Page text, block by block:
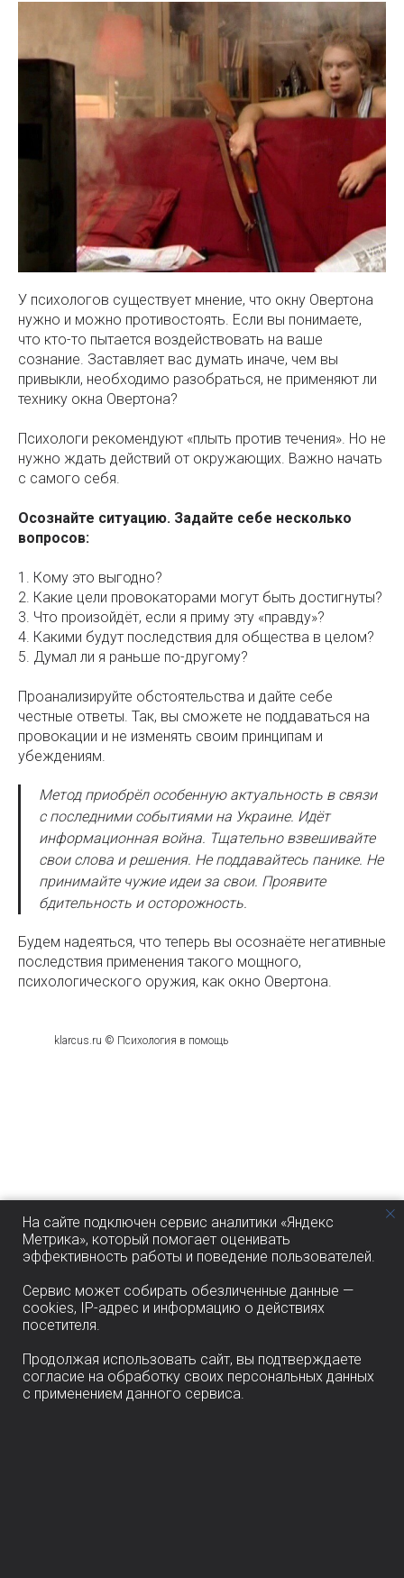
У психологов существует мнение, что окну Овертона
нужно и можно противостоять. Если вы понимаете,
что кто-то пытается воздействовать на ваше
сознание. Заставляет вас думать иначе, чем вы
привыкли, необходимо разобраться, не применяют ли
технику окна Овертона?
Психологи рекомендуют «плыть против течения». Но не
нужно ждать действий от окружающих. Важно начать
с самого себя.
Осознайте ситуацию. Задайте себе несколько
вопросов:
1. Кому это выгодно?
2. Какие цели провокаторами могут быть достигнуты?
3. Что произойдёт, если я приму эту «правду»?
4. Какими будут последствия для общества в целом?
5. Думал ли я раньше по-другому?
Проанализируйте обстоятельства и дайте себе
честные ответы. Так, вы сможете не поддаваться на
провокации и не изменять своим принципам и
убеждениям.
Метод приобрёл особенную актуальность в связи
с последними событиями на Украине. Идёт
информационная война. Тщательно взвешивайте
свои слова и решения. Не поддавайтесь панике. Не
принимайте чужие идеи за свои. Проявите
бдительность и осторожность.
Будем надеяться, что теперь вы осознаёте негативные
последствия применения такого мощного,
психологического оружия, как окно Овертона.
klarcus.ru © Психология в помощь
На сайте подключен сервис аналитики «Яндекс
Метрика», который помогает оценивать
эффективность работы и поведение пользователей.
Сервис может собирать обезличенные данные —
cookies, IP-адрес и информацию о действиях
посетителя.
Продолжая использовать сайт, вы подтверждаете
согласие на обработку своих персональных данных
с применением данного сервиса.